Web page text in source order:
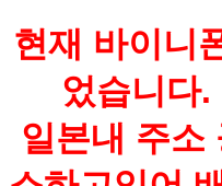
현재 바이니
었습니다
일본내 주소